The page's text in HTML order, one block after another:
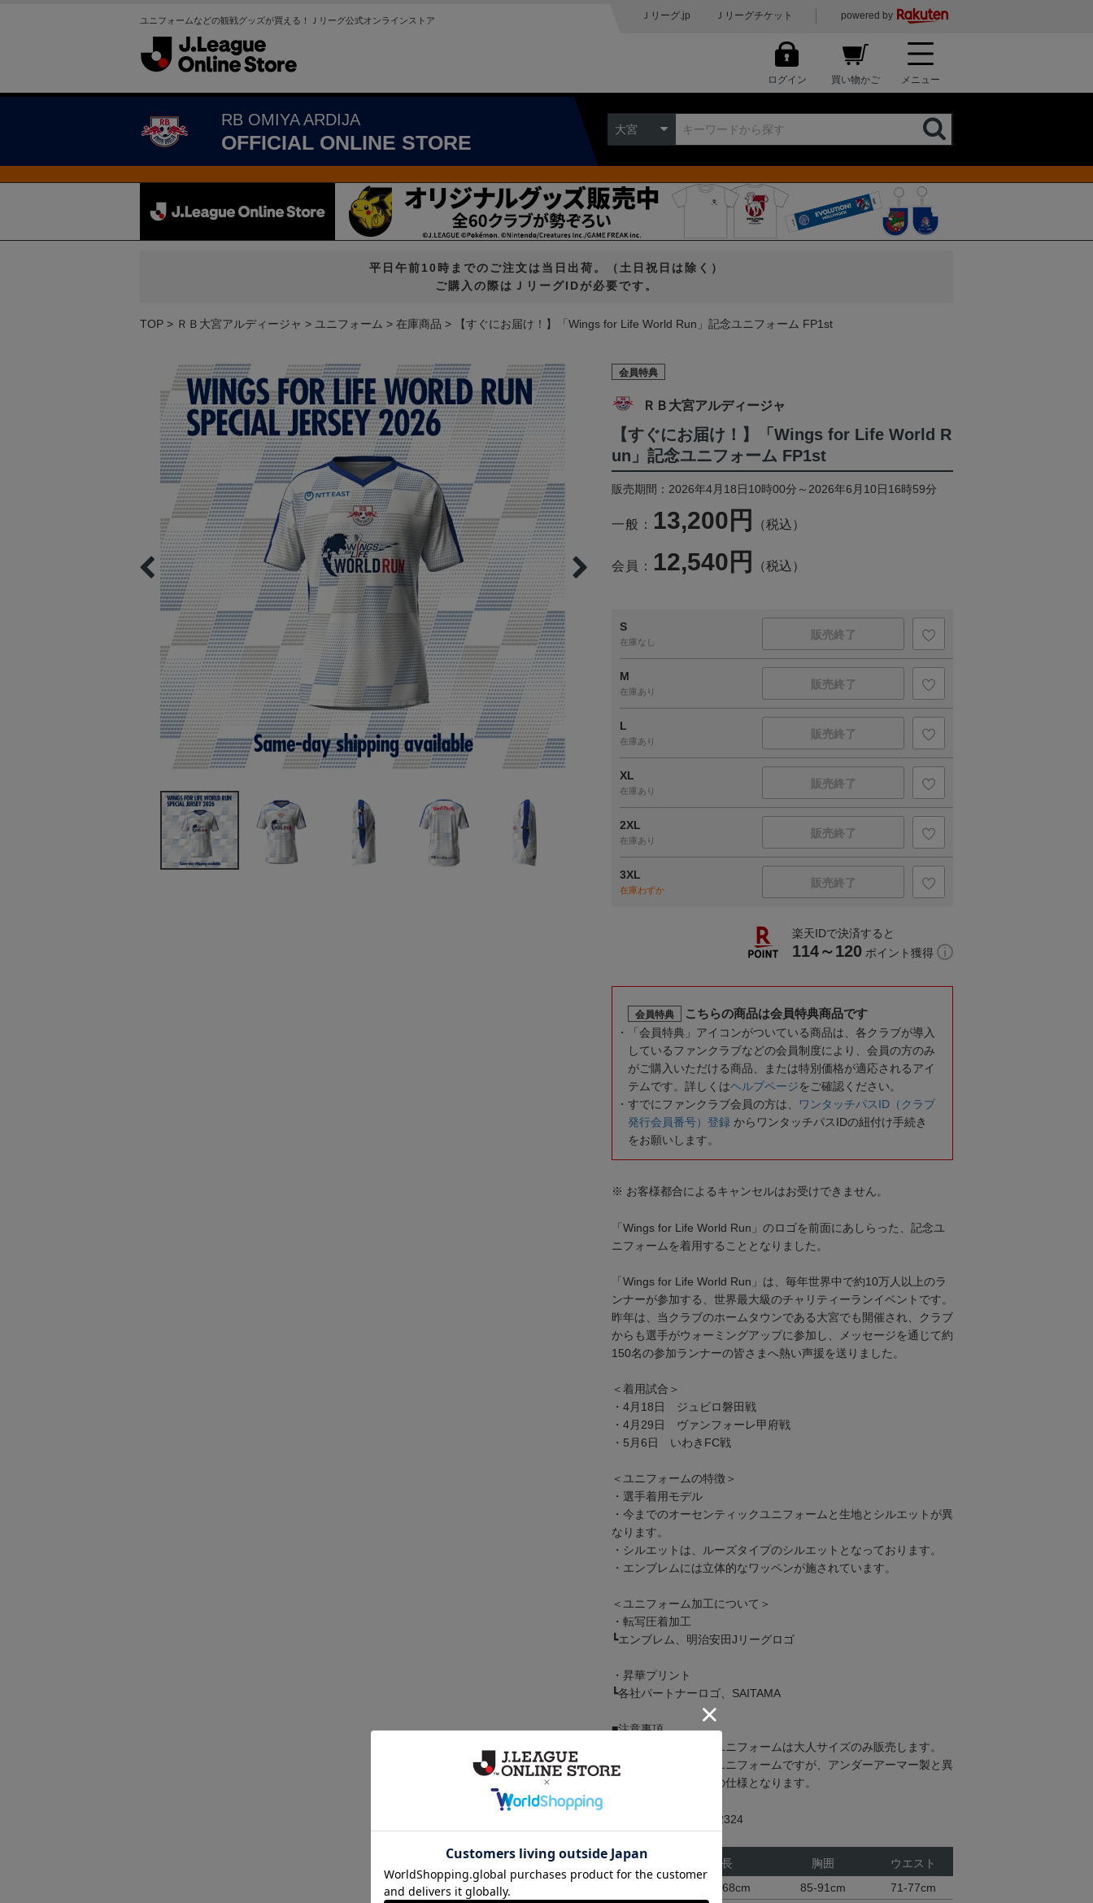
ユニフォームなどの観戦グッズが買える！Ｊリーグ公式オンラインストア Ｊリーグ.jp Ｊリーグチケット powered by
ログイン 買い物かご メニュー
RB OMIYA ARDIJA
OFFICIAL ONLINE STORE
大宮
平日午前10時までのご注文は当日出荷。（土日祝日は除く）
ご購入の際はＪリーグIDが必要です。
TOP ＲＢ大宮アルディージャ ユニフォーム 在庫商品 【すぐにお届け！】「Wings for Life World Run」記念ユニフォーム FP1st
会員特典
ＲＢ大宮アルディージャ
【すぐにお届け！】「Wings for Life World R
un」記念ユニフォーム FP1st
販売期間：2026年4月18日10時00分～2026年6月10日16時59分
一般： 13,200円 （税込）
会員： 12,540円 （税込）
S
在庫なし
販売終了
M
在庫あり
販売終了
L
在庫あり
販売終了
XL
在庫あり
販売終了
2XL
在庫あり
販売終了
3XL
在庫わずか
販売終了
楽天IDで決済すると
114～120 ポイント獲得
会員特典 こちらの商品は会員特典商品です
「会員特典」アイコンがついている商品は、各クラブが導入
しているファンクラブなどの会員制度により、会員の方のみ
がご購入いただける商品、または特別価格が適応されるアイ
テムです。詳しくはヘルプページをご確認ください。
すでにファンクラブ会員の方は、
ワンタッチパスID（クラブ
発行会員番号）登録 からワンタッチパスIDの紐付け手続き
をお願いします。
※ お客様都合によるキャンセルはお受けできません。
「Wings for Life World Run」のロゴを前面にあしらった、記念ユ
ニフォームを着用することとなりました。
「Wings for Life World Run」は、毎年世界中で約10万人以上のラ
ンナーが参加する、世界最大級のチャリティーランイベントです。
昨年は、当クラブのホームタウンである大宮でも開催され、クラブ
からも選手がウォーミングアップに参加し、メッセージを通じて約
150名の参加ランナーの皆さまへ熱い声援を送りました。
＜着用試合＞
・4月18日 ジュビロ磐田戦
・4月29日 ヴァンフォーレ甲府戦
・5月6日 いわきFC戦
＜ユニフォームの特徴＞
・選手着用モデル
・今までのオーセンティックユニフォームと生地とシルエットが異
なります。
・シルエットは、ルーズタイプのシルエットとなっております。
・エンブレムには立体的なワッペンが施されています。
＜ユニフォーム加工について＞
・転写圧着加工
┗エンブレム、明治安田Jリーグロゴ
・昇華プリント
┗各社パートナーロゴ、SAITAMA
■注意事項
・オーセンティックユニフォームは大人サイズのみ販売します。
・オーセンティックユニフォームですが、アンダーアーマー製と異
なり、ルーズタイプの仕様となります。
メーカー品番：oa902324
サイズ 身長 胸囲
ウエスト
162-168cm 85-91cm
71-77cm